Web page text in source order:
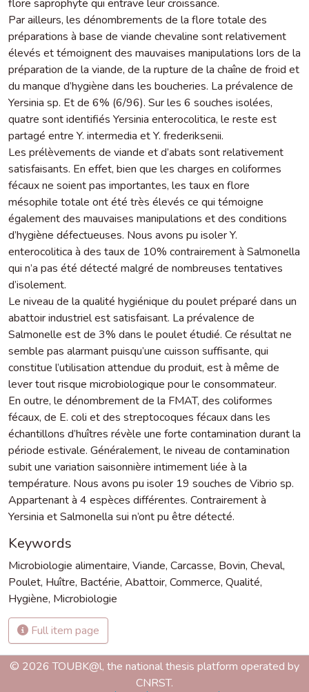
flore saprophyte qui entrave leur croissance.
Par ailleurs, les dénombrements de la flore totale des
préparations à base de viande chevaline sont relativement
élevés et témoignent des mauvaises manipulations lors de la
préparation de la viande, de la rupture de la chaîne de froid et
du manque d’hygiène dans les boucheries. La prévalence de
Yersinia sp. Et de 6% (6/96). Sur les 6 souches isolées,
quatre sont identifiés Yersinia enterocolitica, le reste est
partagé entre Y. intermedia et Y. frederiksenii.
Les prélèvements de viande et d’abats sont relativement
satisfaisants. En effet, bien que les charges en coliformes
fécaux ne soient pas importantes, les taux en flore
mésophile totale ont été très élevés ce qui témoigne
également des mauvaises manipulations et des conditions
d’hygiène défectueuses. Nous avons pu isoler Y.
enterocolitica à des taux de 10% contrairement à Salmonella
qui n’a pas été détecté malgré de nombreuses tentatives
d’isolement.
Le niveau de la qualité hygiénique du poulet préparé dans un
abattoir industriel est satisfaisant. La prévalence de
Salmonelle est de 3% dans le poulet étudié. Ce résultat ne
semble pas alarmant puisqu’une cuisson suffisante, qui
constitue l’utilisation attendue du produit, est à même de
lever tout risque microbiologique pour le consommateur.
En outre, le dénombrement de la FMAT, des coliformes
fécaux, de E. coli et des streptocoques fécaux dans les
échantillons d’huîtres révèle une forte contamination durant la
période estivale. Généralement, le niveau de contamination
subit une variation saisonnière intimement liée à la
température. Nous avons pu isoler 19 souches de Vibrio sp.
Appartenant à 4 espèces différentes. Contrairement à
Yersinia et Salmonella sui n’ont pu être détecté.
Keywords
Microbiologie alimentaire, Viande, Carcasse, Bovin, Cheval,
Poulet, Huître, Bactérie, Abattoir, Commerce, Qualité,
Hygiène, Microbiologie
Full item page
© 2026 TOUBK@l, the national thesis platform operated by
CNRST.